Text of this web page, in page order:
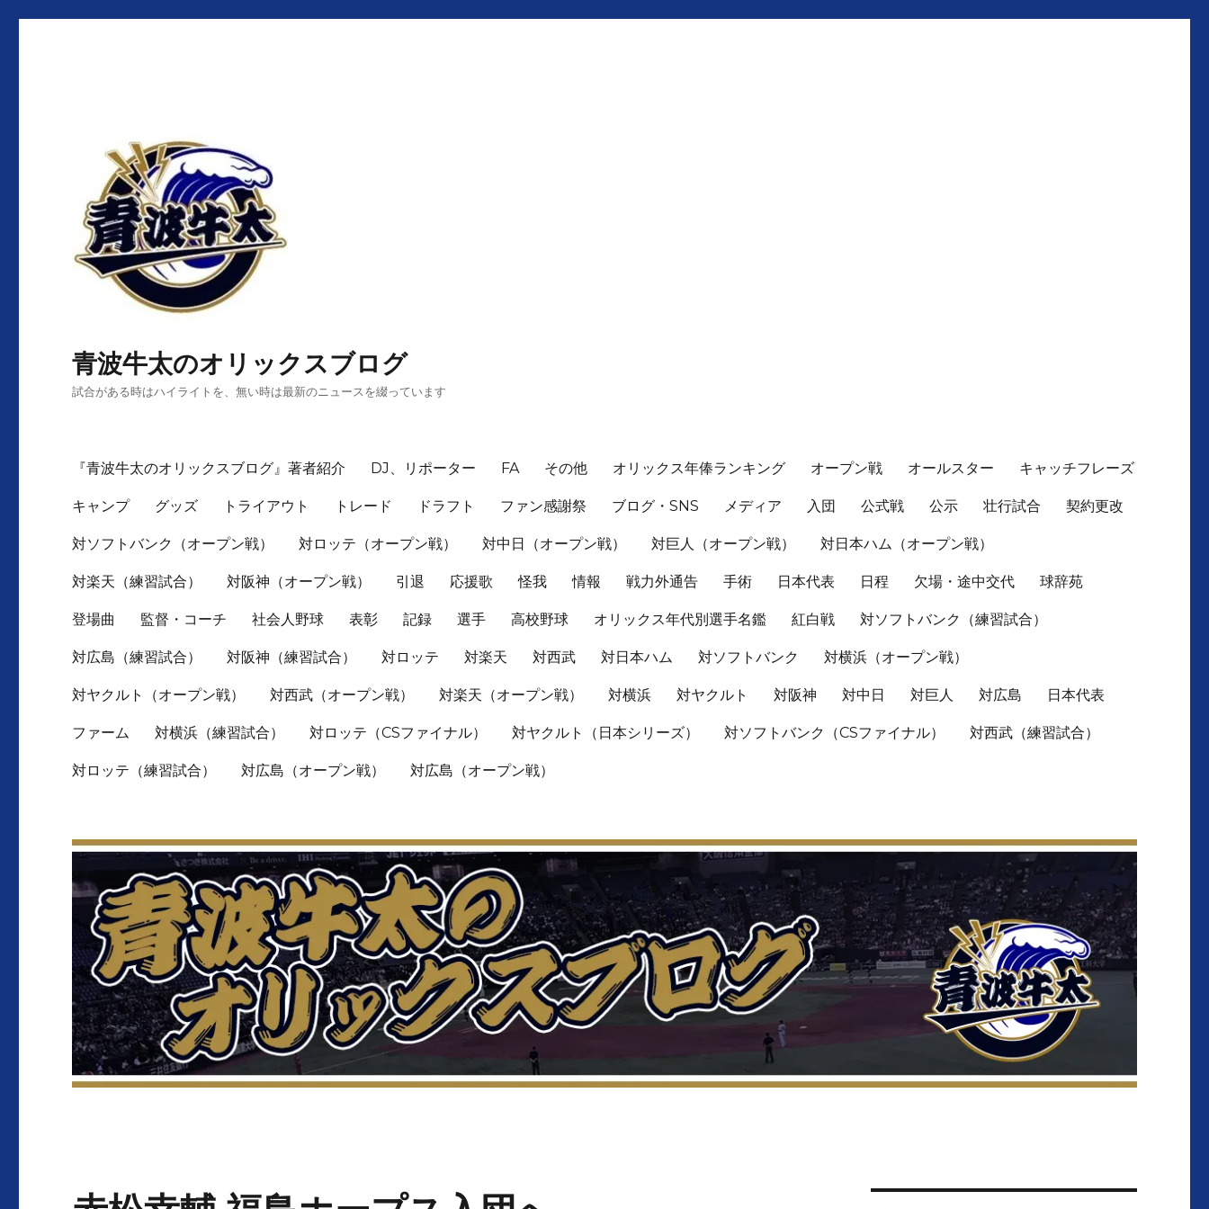
青波牛太のオリックスブログ
試合がある時はハイライトを、無い時は最新のニュースを綴っています
『青波牛太のオリックスブログ』著者紹介 DJ、リポーター FA その他 オリックス年俸ランキング オープン戦 オールスター キャッチフレーズ
キャンプ グッズ トライアウト トレード ドラフト ファン感謝祭 ブログ・SNS メディア 入団 公式戦 公示 壮行試合 契約更改
対ソフトバンク（オープン戦） 対ロッテ（オープン戦） 対中日（オープン戦） 対巨人（オープン戦） 対日本ハム（オープン戦）
対楽天（練習試合） 対阪神（オープン戦） 引退 応援歌 怪我 情報 戦力外通告 手術 日本代表 日程 欠場・途中交代 球辞苑
登場曲 監督・コーチ 社会人野球 表彰 記録 選手 高校野球 オリックス年代別選手名鑑 紅白戦 対ソフトバンク（練習試合）
対広島（練習試合） 対阪神（練習試合） 対ロッテ 対楽天 対西武 対日本ハム 対ソフトバンク 対横浜（オープン戦）
対ヤクルト（オープン戦） 対西武（オープン戦） 対楽天（オープン戦） 対横浜 対ヤクルト 対阪神 対中日 対巨人 対広島 日本代表
ファーム 対横浜（練習試合） 対ロッテ（CSファイナル） 対ヤクルト（日本シリーズ） 対ソフトバンク（CSファイナル） 対西武（練習試合）
対ロッテ（練習試合） 対広島（オープン戦） 対広島（オープン戦）